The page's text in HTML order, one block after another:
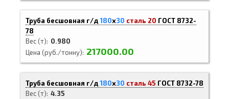
Труба бесшовная г/д180х30 сталь 20 ГОСТ 8732-
78
Вес (т)
0.980
Цена (руб./тонну)
217000.00
Труба бесшовная г/д180х30 сталь 45 ГОСТ 8732-78
Вес (т) 4.35